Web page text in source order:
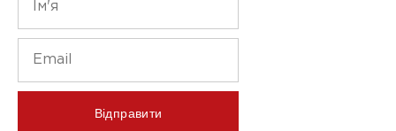
Відправити